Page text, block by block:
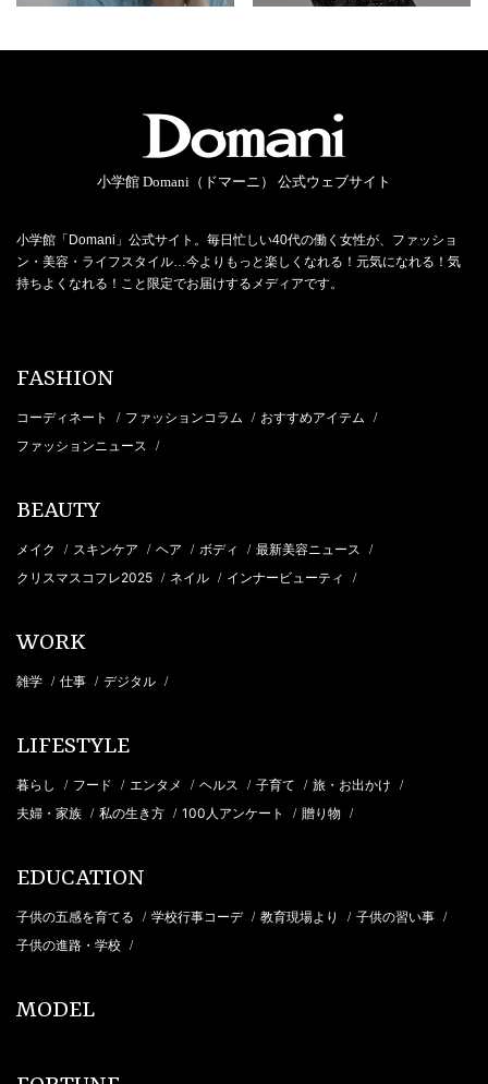
小学館 Domani（ドマーニ） 公式ウェブサイト
小学館「Domani」公式サイト。毎日忙しい40代の働く女性が、ファッショ
ン・美容・ライフスタイル…今よりもっと楽しくなれる！元気になれる！気
持ちよくなれる！こと限定でお届けするメディアです。
FASHION
コーディネート / ファッションコラム / おすすめアイテム /
ファッションニュース /
BEAUTY
メイク / スキンケア / ヘア / ボディ / 最新美容ニュース /
クリスマスコフレ2025 / ネイル / インナービューティ /
WORK
雑学 / 仕事 / デジタル /
LIFESTYLE
暮らし / フード / エンタメ / ヘルス / 子育て / 旅・お出かけ /
夫婦・家族 / 私の生き方 / 100人アンケート / 贈り物 /
EDUCATION
子供の五感を育てる / 学校行事コーデ / 教育現場より / 子供の習い事 /
子供の進路・学校 /
MODEL